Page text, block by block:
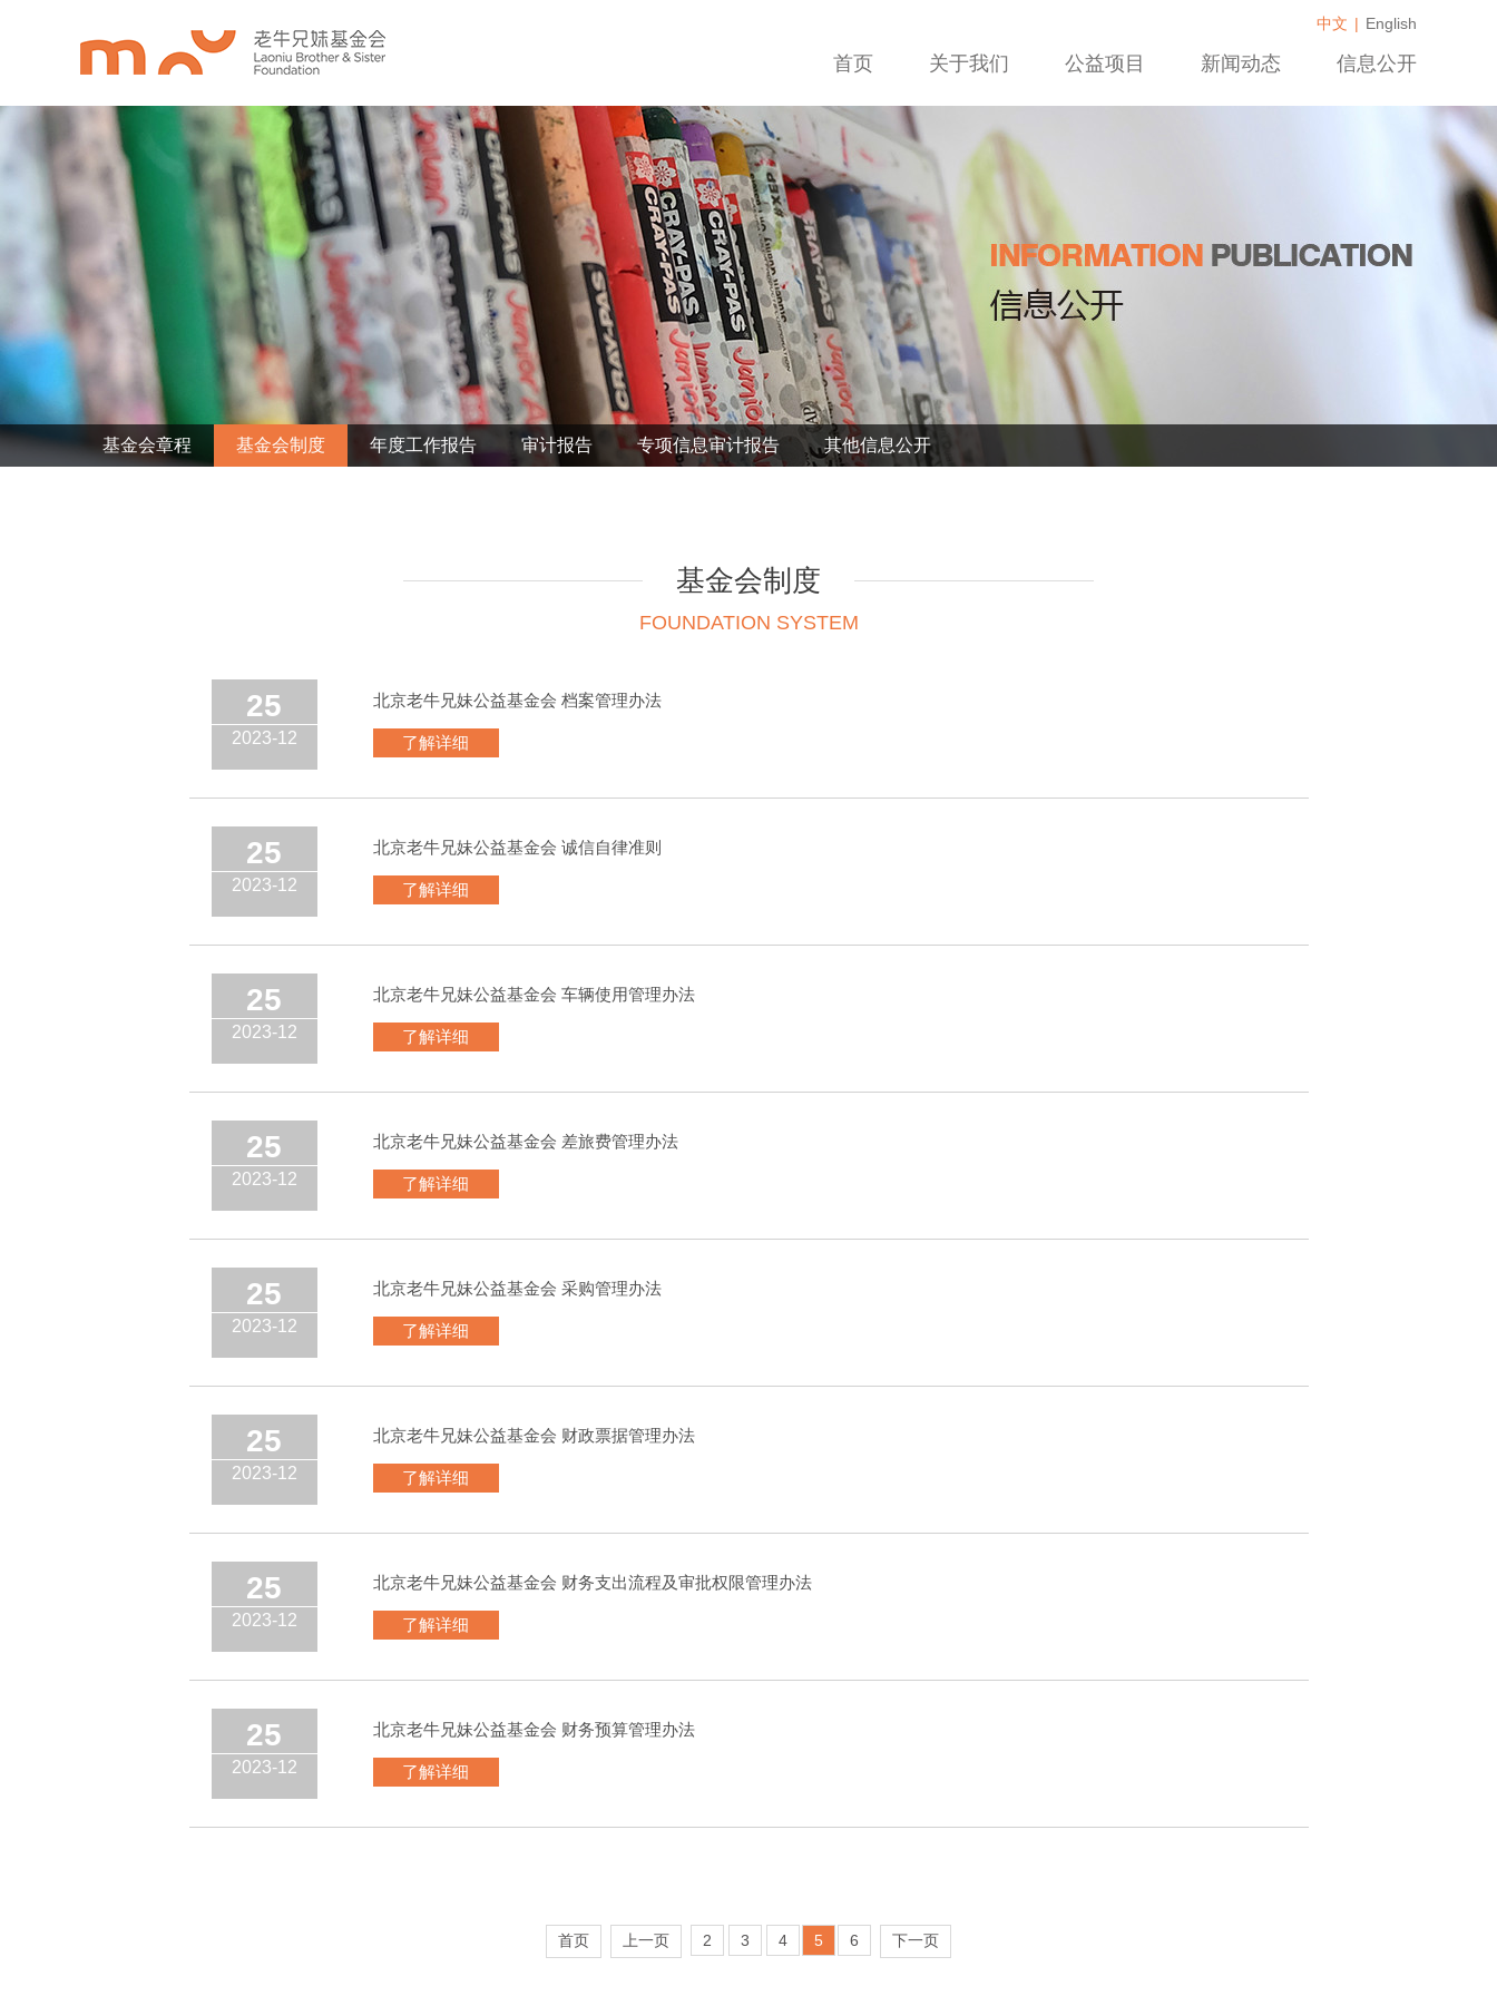
中文 | English
首页 关于我们 公益项目 新闻动态 信息公开
基金会章程 基金会制度 年度工作报告 审计报告 专项信息审计报告 其他信息公开
基金会制度
FOUNDATION SYSTEM
25
2023-12
北京老牛兄妹公益基金会 档案管理办法
了解详细
25
2023-12
北京老牛兄妹公益基金会 诚信自律准则
了解详细
25
2023-12
北京老牛兄妹公益基金会 车辆使用管理办法
了解详细
25
2023-12
北京老牛兄妹公益基金会 差旅费管理办法
了解详细
25
2023-12
北京老牛兄妹公益基金会 采购管理办法
了解详细
25
2023-12
北京老牛兄妹公益基金会 财政票据管理办法
了解详细
25
2023-12
北京老牛兄妹公益基金会 财务支出流程及审批权限管理办法
了解详细
25
2023-12
北京老牛兄妹公益基金会 财务预算管理办法
了解详细
首页 上一页 2 3 4 5 6 下一页